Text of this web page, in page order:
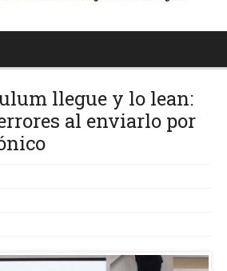
llegue y lo lean:
al enviarlo por